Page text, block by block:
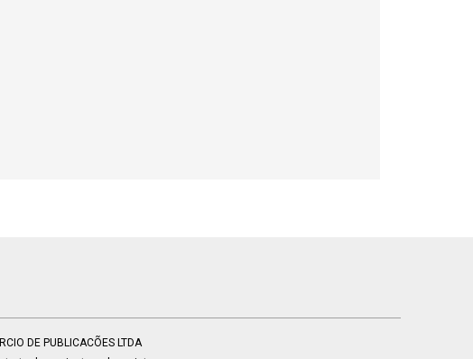
DE PUBLICACÕES LTDA